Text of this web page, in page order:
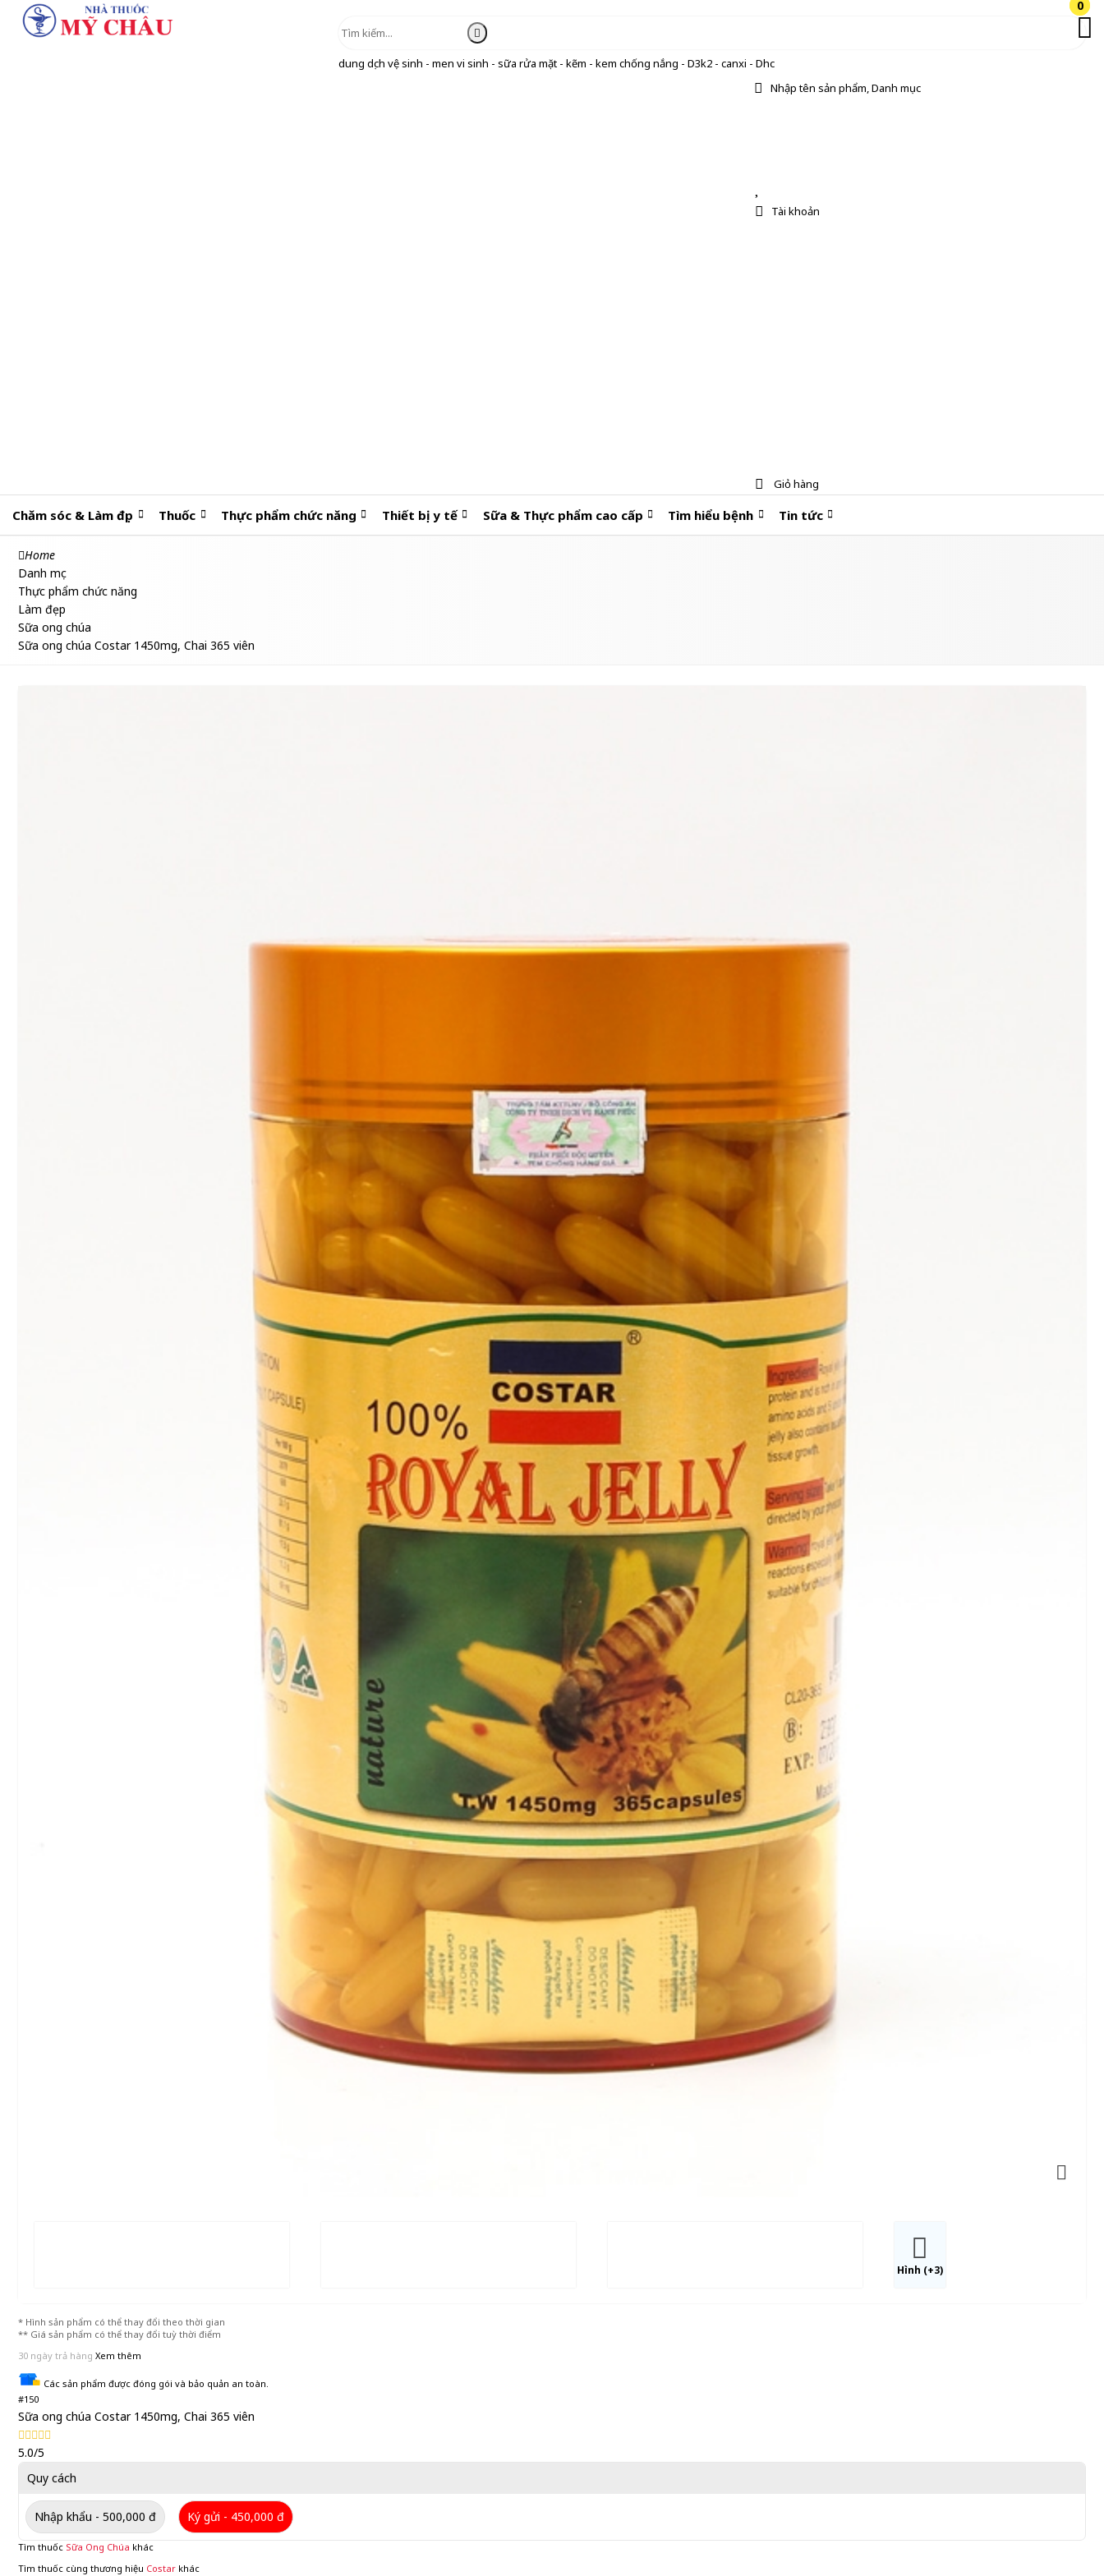
dung dịch vệ sinh - men vi sinh - sữa rửa mặt - kẽm - kem chống nắng - D3k2 - canxi - Dhc
Nhập tên sản phẩm, Danh mục
0
Tài khoản
0
Giỏ hàng
Chăm sóc & Làm đẹp Thuốc Thực phẩm chức năng Thiết bị y tế Sữa & Thực phẩm cao cấp Tìm hiểu bệnh Tin tức
Home
Danh mục
Thực phẩm chức năng
Làm đẹp
Sữa ong chúa
Sữa ong chúa Costar 1450mg, Chai 365 viên
Hình (+3)
* Hình sản phẩm có thể thay đổi theo thời gian
** Giá sản phẩm có thể thay đổi tuỳ thời điểm
30 ngày trả hàng Xem thêm
Các sản phẩm được đóng gói và bảo quản an toàn.
#150
Sữa ong chúa Costar 1450mg, Chai 365 viên
5.0/5
Quy cách
Nhập khẩu - 500,000 đ Ký gửi - 450,000 đ
Tìm thuốc Sữa Ong Chúa khác
Tìm thuốc cùng thương hiệu Costar khác